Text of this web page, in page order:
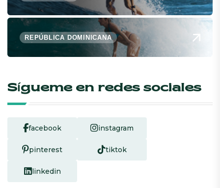
REPÚBLICA DOMINICANA
Sígueme en redes sociales
facebook instagram
pinterest tiktok
linkedin